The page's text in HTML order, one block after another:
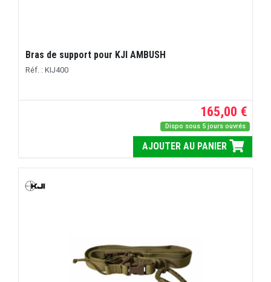
Bras de support pour KJI AMBUSH
Réf. : KIJ400
165,00 €
Dispo sous 5 jours ouvrés
AJOUTER AU PANIER